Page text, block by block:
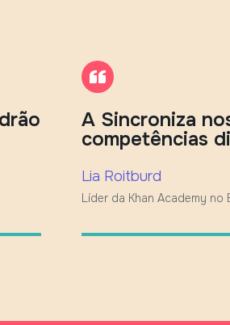
A Sincroniza
competências
Lia Roitburd
Líder da Khan Academy no